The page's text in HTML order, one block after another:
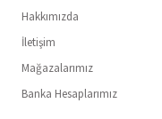
anlayışı
Hakkımızda
İletişim
Mağazalarımız
Banka Hesaplarımız